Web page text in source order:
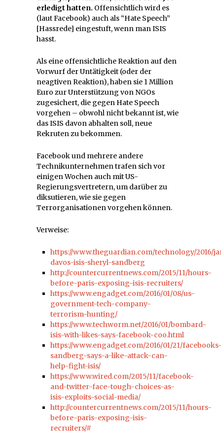
erledigt hatten. Offensichtlich wird es
(laut Facebook) auch als “Hate Speech”
[Hassrede] eingestuft, wenn man ISIS
hasst.
Als eine offensichtliche Reaktion auf den
Vorwurf der Untätigkeit (oder der
neagtiven Reaktion), haben sie 1 Million
Euro zur Unterstützung von NGOs
zugesichert, die gegen Hate Speech
vorgehen – obwohl nicht bekannt ist, wie
das ISIS davon abhalten soll, neue
Rekruten zu bekommen.
Facebook und mehrere andere
Technikunternehmen trafen sich vor
einigen Wochen auch mit US-
Regierungsvertretern, um darüber zu
diksutieren, wie sie gegen
Terrorganisationen vorgehen können.
Verweise:
https://www.theguardian.com/technology/2016/
davos-isis-sheryl-sandberg
http://countercurrentnews.com/2015/11/hours-
before-paris-exposing-isis-recruiters/
https://www.engadget.com/2016/01/08/us-
government-tech-company-
terrorism-hunting/
https://www.techworm.net/2016/01/bombard-
isis-with-likes-says-facebook-coo.html
https://www.engadget.com/2016/01/21/
sandberg-says-a-like-attack-can-
help-fight-isis/
https://www.wired.com/2015/11/facebook-
and-twitter-face-tough-choices-as-
isis-exploits-social-media/
http://countercurrentnews.com/2015/11/hours-
before-paris-exposing-isis-
recruiters/#